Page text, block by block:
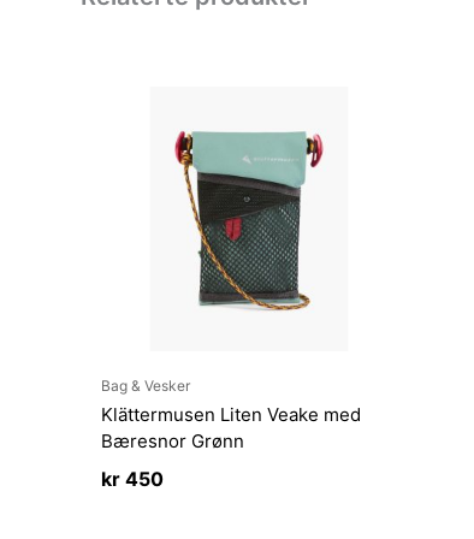
Bag & Vesker
Klättermusen Liten Veake med
Bæresnor Grønn
kr 450